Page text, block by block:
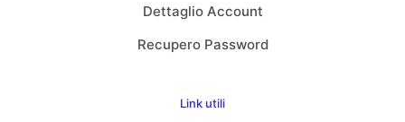
Dettaglio Account
Recupero Password
Link utili